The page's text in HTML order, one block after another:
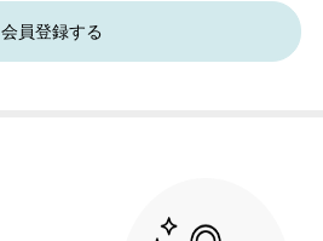
会員登録する